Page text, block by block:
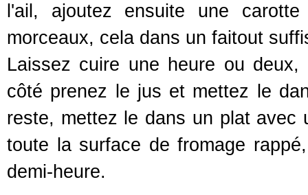
l'ail, ajoutez ensuite une
morceaux, cela dans un faitout
Laissez cuire une heure ou
côté prenez le jus et mettez le
reste, mettez le dans un plat avec
toute la surface de fromage
demi-heure.